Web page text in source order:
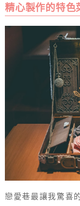
精心製作的特色
戀愛巷最讓我驚喜